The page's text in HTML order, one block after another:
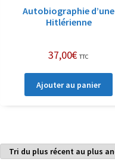
Autobiographie d’une
Hitlérienne
37,00€ TTC
Ajouter au panier